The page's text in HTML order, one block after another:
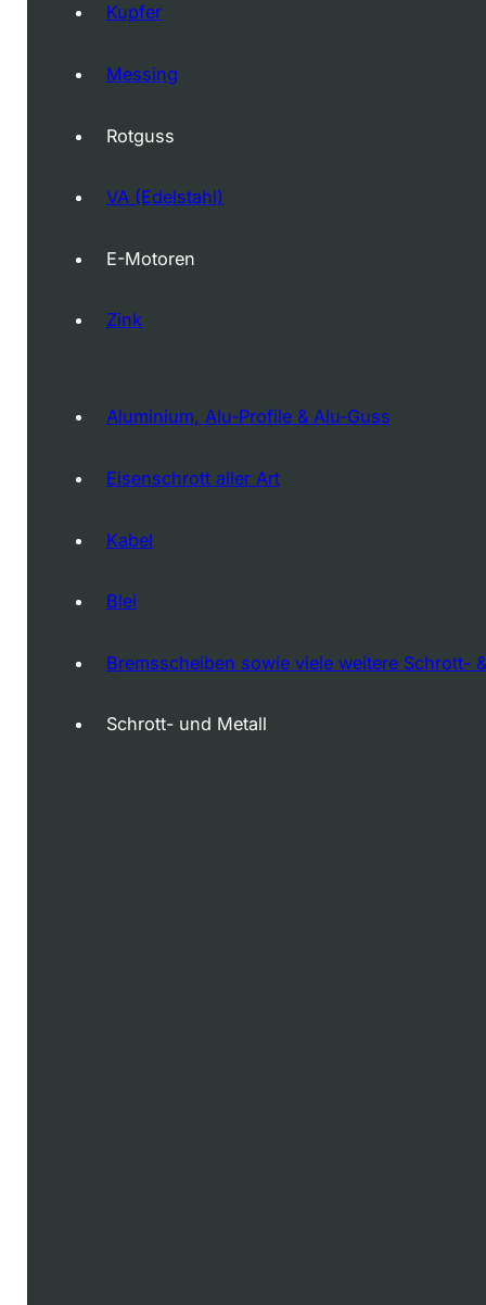
Kupfer
Messing
Rotguss
VA (Edelstahl)
E-Motoren
Zink
Aluminium, Alu-Profile & Alu-Guss
Eisenschrott aller Art
Kabel
Blei
Bremsscheiben sowie viele weitere Schrott-
Schrott- und Metall